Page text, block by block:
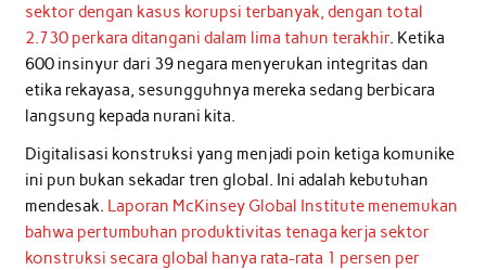
sektor dengan kasus korupsi terbanyak, dengan total
2.730 perkara ditangani dalam lima tahun terakhir. Ketika
600 insinyur dari 39 negara menyerukan integritas dan
etika rekayasa, sesungguhnya mereka sedang berbicara
langsung kepada nurani kita.
Digitalisasi konstruksi yang menjadi poin ketiga komunike
ini pun bukan sekadar tren global. Ini adalah kebutuhan
mendesak. Laporan McKinsey Global Institute menemukan
bahwa pertumbuhan produktivitas tenaga kerja sektor
konstruksi secara global hanya rata-rata 1 persen per